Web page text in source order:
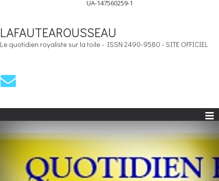
UA-147560259-1
LAFAUTEAROUSSEAU
Le quotidien royaliste sur la toile - ISSN 2490-9580 - SITE OFFICIEL